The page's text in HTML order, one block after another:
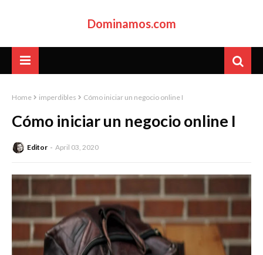
Dominamos.com
Home imperdibles Cómo iniciar un negocio online I
Cómo iniciar un negocio online I
Editor April 03, 2020